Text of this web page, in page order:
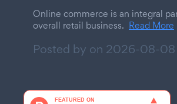
Online commerce is an integral
overall retail business. Read More
Posted by on 2026-08-08